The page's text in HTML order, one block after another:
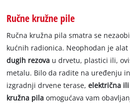
Ručne kružne pile
Ručna kružna pila smatra se
kućnih radionica. Neophodan je alat
dugih rezova u drvetu, plastici ili,
metalu. Bilo da radite na uređenju
izgradnji drvene terase, električna
kružna pilaomogućava vam